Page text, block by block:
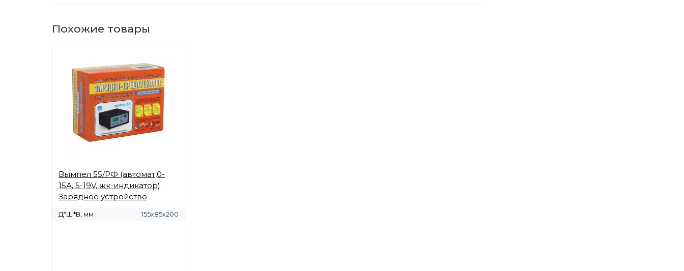
Похожие товары
Вымпел 55/РФ (автомат,0-
15А, 5-19V, жк-индикатор)
Зарядное устройство
Д*Ш*В, мм 155х85х200